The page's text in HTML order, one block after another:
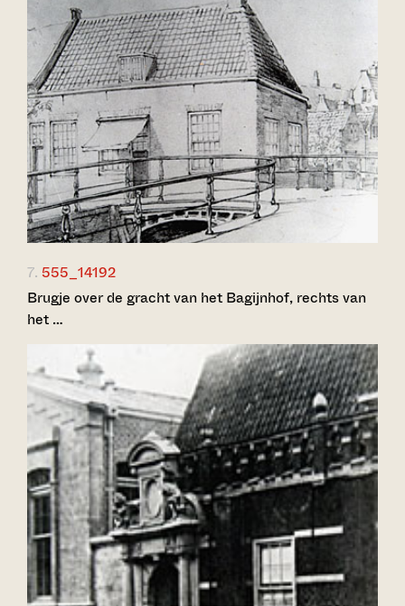
7. 555_14192
Brugje over de gracht van het Bagijnhof, rechts van
het …